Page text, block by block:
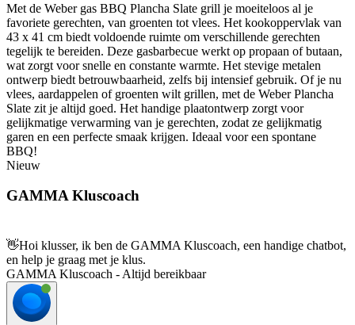
Met de Weber gas BBQ Plancha Slate grill je moeiteloos al je
favoriete gerechten, van groenten tot vlees. Het kookoppervlak van
43 x 41 cm biedt voldoende ruimte om verschillende gerechten
tegelijk te bereiden. Deze gasbarbecue werkt op propaan of butaan,
wat zorgt voor snelle en constante warmte. Het stevige metalen
ontwerp biedt betrouwbaarheid, zelfs bij intensief gebruik. Of je nu
vlees, aardappelen of groenten wilt grillen, met de Weber Plancha
Slate zit je altijd goed. Het handige plaatontwerp zorgt voor
gelijkmatige verwarming van je gerechten, zodat ze gelijkmatig
garen en een perfecte smaak krijgen. Ideaal voor een spontane
BBQ!
Nieuw
GAMMA Kluscoach
👋Hoi klusser, ik ben de GAMMA Kluscoach, een handige chatbot,
en help je graag met je klus.
GAMMA Kluscoach - Altijd bereikbaar